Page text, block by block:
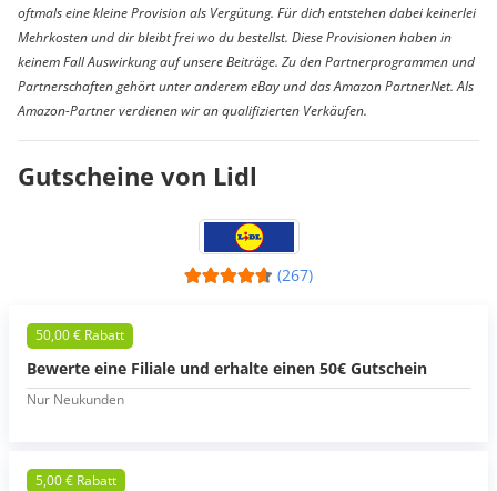
oftmals eine kleine Provision als Vergütung. Für dich entstehen dabei keinerlei
Mehrkosten und dir bleibt frei wo du bestellst. Diese Provisionen haben in
keinem Fall Auswirkung auf unsere Beiträge. Zu den Partnerprogrammen und
Partnerschaften gehört unter anderem eBay und das Amazon PartnerNet. Als
Amazon-Partner verdienen wir an qualifizierten Verkäufen.
Gutscheine von Lidl
(267)
50,00 € Rabatt
Bewerte eine Filiale und erhalte einen 50€ Gutschein
Nur Neukunden
5,00 € Rabatt